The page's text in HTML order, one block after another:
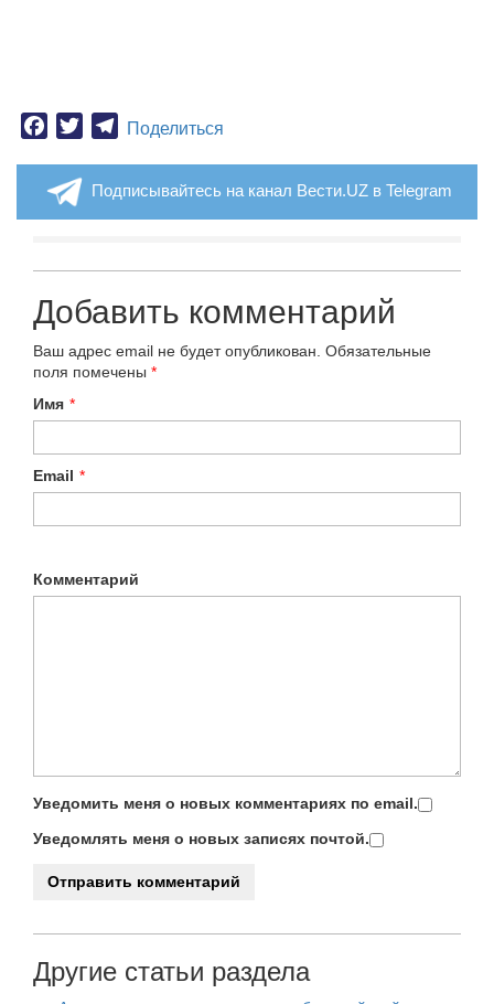
Facebook
TwitterTelegram
Поделиться
Подписывайтесь на канал Вести.UZ в Telegram
Добавить комментарий
Ваш адрес email не будет опубликован. Обязательные
поля помечены *
Имя *
Email *
Комментарий
Уведомить меня о новых комментариях по email.
Уведомлять меня о новых записях почтой.
Другие статьи раздела